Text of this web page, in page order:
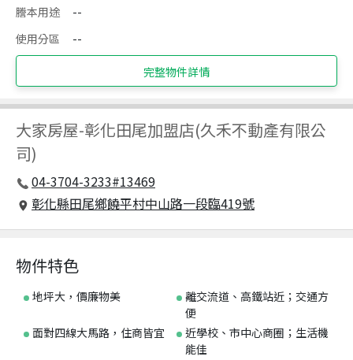
謄本用途
--
使用分區
--
完整物件詳情
大家房屋-彰化田尾加盟店(久禾不動產有限公
司)
04-3704-3233#13469
彰化縣田尾鄉饒平村中山路一段臨419號
物件特色
地坪大，價廉物美
離交流道、高鐵站近；交通方
便
面對四線大馬路，住商皆宜
近學校、市中心商圈；生活機
能佳